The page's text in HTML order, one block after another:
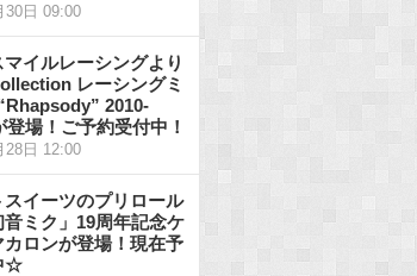
30日 09:00
イルレーシングより
レーシングミ
2010-
登場！ご予約受付中！
28日 12:00
スイーツのプリロール
音ミク」19周年記念ケ
カロンが登場！現在予
☆